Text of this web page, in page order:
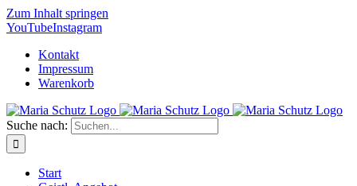
Zum Inhalt springen
YouTubeInstagram
Kontakt
Impressum
Warenkorb
Suche nach:
Start